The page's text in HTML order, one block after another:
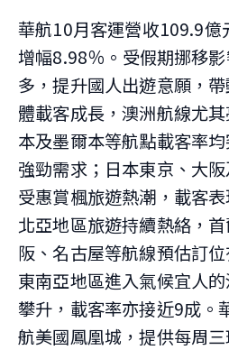
華航10月客運營收109.9億
增幅8.98％。受假期挪移
多，提升國人出遊意願，
體載客成長，澳洲航線尤
本及墨爾本等航點載客率
強勁需求；日本東京、大
受惠賞楓旅遊熱潮，載客
北亞地區旅遊持續熱絡，
阪、名古屋等航線預估訂
東南亞地區進入氣候宜人
攀升，載客率亦接近9成。
航美國鳳凰城，提供每周